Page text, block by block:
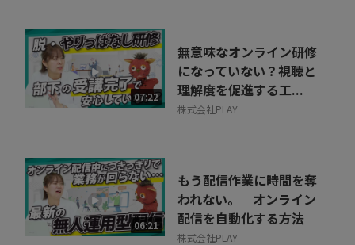
07:22
無意味なオンライン研修
になっていない？視聴と
理解度を促進する工...
株式会社PLAY
06:21
もう配信作業に時間を奪
われない。 オンライン
配信を自動化する方法
株式会社PLAY